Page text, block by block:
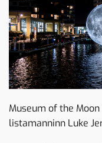
Museum of the Moon
listamanninn Luke